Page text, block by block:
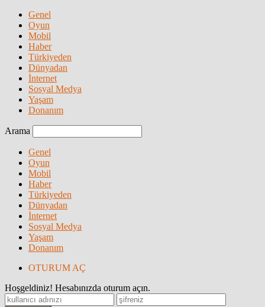
Genel
Oyun
Mobil
Haber
Türkiyeden
Dünyadan
İnternet
Sosyal Medya
Yaşam
Donanım
Arama
Genel
Oyun
Mobil
Haber
Türkiyeden
Dünyadan
İnternet
Sosyal Medya
Yaşam
Donanım
OTURUM AÇ
Hoşgeldiniz! Hesabınızda oturum açın.